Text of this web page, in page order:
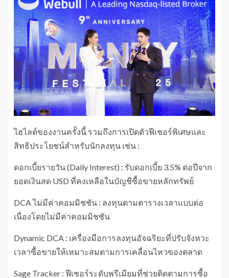
ไฮไลต์ของงานครั้งนี้ รวมถึงการเปิดตัวฟีเชอร์พิเศษและ
สิทธิประโยชน์สำหรับนักลงทุน เช่น :
ดอกเบี้ยรายวัน (Daily Interest) : รับดอกเบี้ย 3.5% ต่อปีจาก
ยอดเงินสด USD ที่คงเหลือในบัญชีซื้อขายหลักทรัพย์
DCA ไม่มีค่าคอมมิชชัน : ลงทุนตามตารางเวลาแบบต่อ
เนื่องโดยไม่มีค่าคอมมิชชัน
Dynamic DCA : เครื่องมือการลงทุนอัจฉริยะที่ปรับจังหวะ
เวลาซื้อขายให้เหมาะสมตามการเคลื่อนไหวของตลาด
Sage Tracker : ฟีเชอร์ระดับพรีเมียมที่ช่วยติดตามการซื้อ